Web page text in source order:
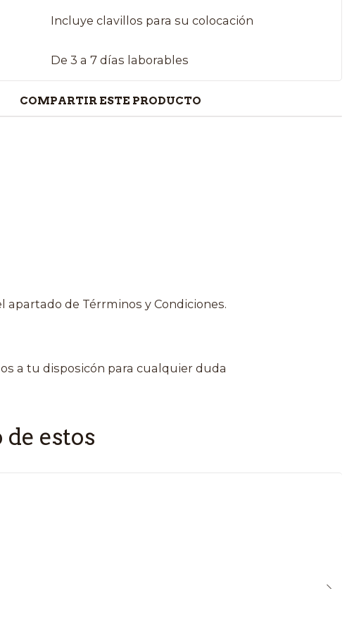
Incluye clavillos para su colocación
De 3 a 7 días laborables
COMPARTIR ESTE PRODUCTO
apartado de Térrminos y Condiciones.
a tu disposicón para cualquier duda
estos